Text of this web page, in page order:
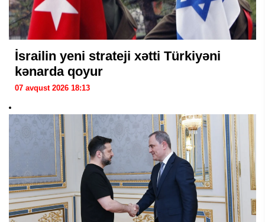
İsrailin yeni strateji xətti Türkiyəni
kənarda qoyur
07 avqust 2026 18:13